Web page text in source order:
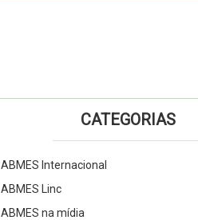
CATEGORIAS
ABMES Internacional
ABMES Linc
ABMES na mídia